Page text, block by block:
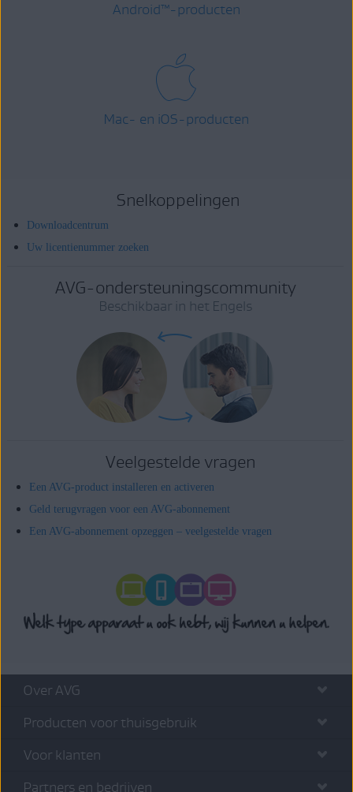
Android™-producten
Mac- en iOS-producten
Snelkoppelingen
Downloadcentrum
Uw licentienummer zoeken
AVG-ondersteuningscommunity
Beschikbaar in het Engels
Veelgestelde vragen
Een AVG-product installeren en activeren
Geld terugvragen voor een AVG-abonnement
Een AVG-abonnement opzeggen – veelgestelde vragen
Over AVG
Producten voor thuisgebruik
Voor klanten
Partners en bedrijven